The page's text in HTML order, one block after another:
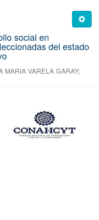
social en
del estado
MARIA VARELA GARAY;